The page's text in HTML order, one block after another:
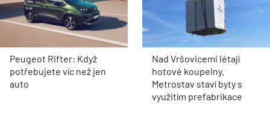
Peugeot Rifter: Když
potřebujete víc než jen
auto
Nad Vršovicemi létají
hotové koupelny.
Metrostav staví byty s
využitím prefabrikace